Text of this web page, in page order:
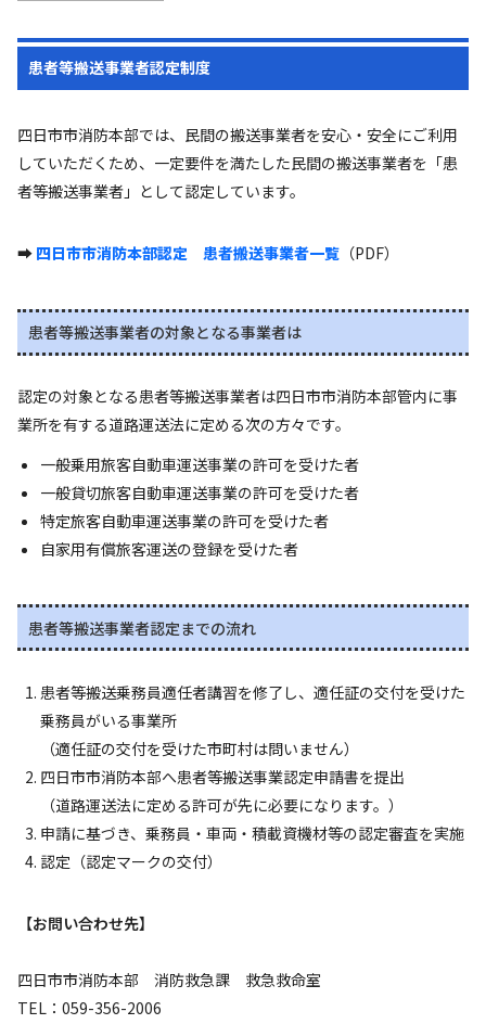
患者等搬送事業者認定制度
四日市市消防本部では、民間の搬送事業者を安心・安全にご利用
していただくため、一定要件を満たした民間の搬送事業者を「患
者等搬送事業者」として認定しています。
➡ 四日市市消防本部認定 患者搬送事業者一覧（PDF）
患者等搬送事業者の対象となる事業者は
認定の対象となる患者等搬送事業者は四日市市消防本部管内に事
業所を有する道路運送法に定める次の方々です。
一般乗用旅客自動車運送事業の許可を受けた者
一般貸切旅客自動車運送事業の許可を受けた者
特定旅客自動車運送事業の許可を受けた者
自家用有償旅客運送の登録を受けた者
患者等搬送事業者認定までの流れ
患者等搬送乗務員適任者講習を修了し、適任証の交付を受けた
乗務員がいる事業所
（適任証の交付を受けた市町村は問いません）
四日市市消防本部へ患者等搬送事業認定申請書を提出
（道路運送法に定める許可が先に必要になります。）
申請に基づき、乗務員・車両・積載資機材等の認定審査を実施
認定（認定マークの交付）
【お問い合わせ先】
四日市市消防本部 消防救急課 救急救命室
TEL：059-356-2006